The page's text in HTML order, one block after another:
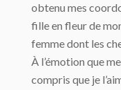
obtenu mes
fille en fleur de
femme dont les
À l’émotion que
compris que je